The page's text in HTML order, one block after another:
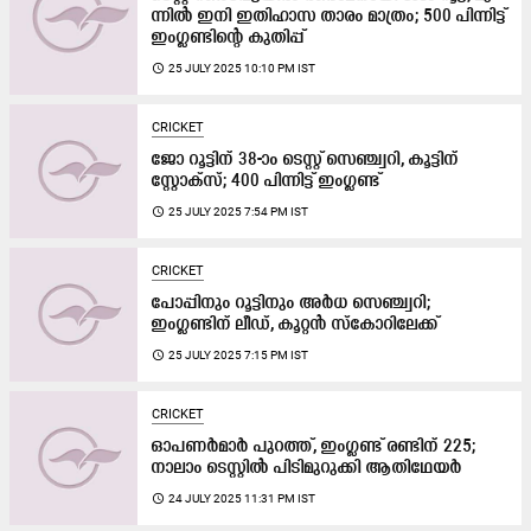
ന്നി​ൽ ഇനി ഇതിഹാസ താരം മാ​ത്രം; 500 പിന്നിട്ട്
ഇംഗ്ലണ്ടിന്‍റെ കുതിപ്പ്
access_time 25 JULY 2025 10:10 PM IST
CRICKET
ജോ റൂട്ടിന് 38-ാം ടെസ്റ്റ് സെഞ്ച്വറി, കൂട്ടിന്
സ്റ്റോക്സ്; 400 പിന്നിട്ട് ഇംഗ്ലണ്ട്
access_time 25 JULY 2025 7:54 PM IST
CRICKET
പോപ്പിനും റൂട്ടിനും അർധ സെഞ്ച്വറി;
ഇംഗ്ലണ്ടിന് ലീഡ്, കൂറ്റൻ സ്കോറിലേക്ക്
access_time 25 JULY 2025 7:15 PM IST
CRICKET
ഓപണർമാർ പുറത്ത്, ഇംഗ്ലണ്ട് രണ്ടിന് 225;
നാലാം ടെസ്റ്റിൽ പിടിമുറുക്കി ആതിഥേയർ
access_time 24 JULY 2025 11:31 PM IST